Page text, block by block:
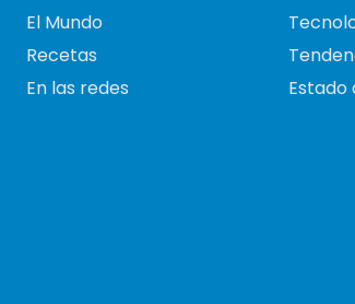
El Mundo
Recetas
En las redes